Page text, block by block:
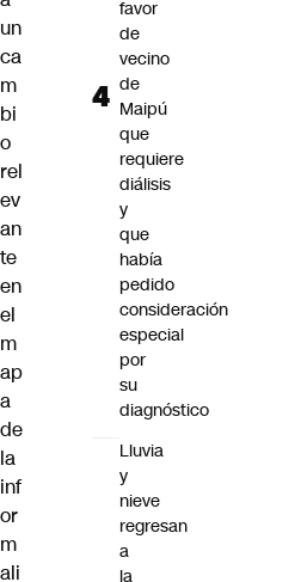
un
ca
m
bi
o
rel
ev
an
te
en
el
m
ap
a
de
la
inf
or
m
ali
favor
de
vecino
de
Maipú
que
requiere
diálisis
y
que
había
pedido
consideración
especial
por
su
diagnóstico
Lluvia
y
nieve
regresan
a
la